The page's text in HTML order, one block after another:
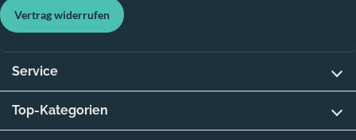
Vertrag widerrufen
Service
Top-Kategorien